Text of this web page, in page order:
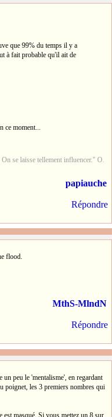
que 99% du temps il y a
à fait probable qu'il ait de
ce moment...
se laisse tellement influencer." O.
papiauche
Répondre
flood.
MthS-MlndN
Répondre
peu le 'mentalisme', en regardant
poignet, les 3 premiers nombres qui
masqué. Si vous mettez un 8 sur